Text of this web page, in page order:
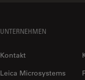
UNTERNEHMEN
Kontakt
Leica Microsystems